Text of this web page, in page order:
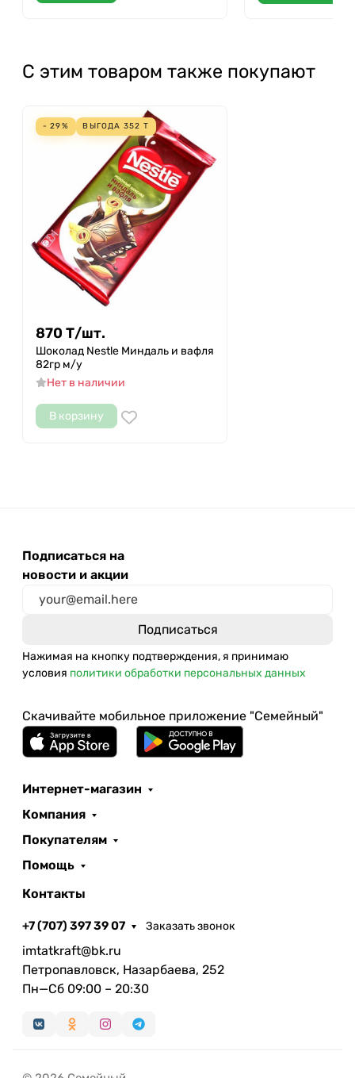
С этим товаром также покупают
- 29% ВЫГОДА 352 Т
870 Т/шт.
Шоколад Nestle Миндаль и вафля
82гр м/у
Нет в наличии
В корзину
Подписаться на
новости и акции
Нажимая на кнопку подтверждения, я принимаю
условия политики обработки персональных данных
Скачивайте мобильное приложение "Семейный"
Интернет-магазин
Компания
Покупателям
Помощь
Контакты
+7 (707) 397 39 07 Заказать звонок
imtatkraft@bk.ru
Петропавловск, Назарбаева, 252
Пн—Сб 09:00 – 20:30